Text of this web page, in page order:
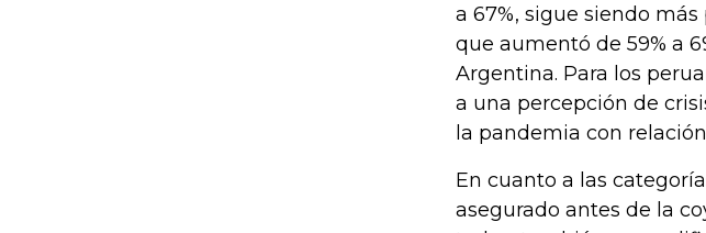
a 67%, sigue siendo
que aumentó de 59% a
Argentina. Para los
a una percepción de
la pandemia con
En cuanto a las
asegurado antes de la